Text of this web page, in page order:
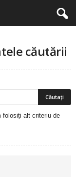
căutării
folosiți alt criteriu de